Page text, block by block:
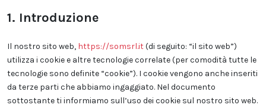
1. Introduzione
Il nostro sito web, https://somsrl.it(di seguito: “il sito web”)
utilizza i cookie e altre tecnologie correlate (per comodità tutte le
tecnologie sono definite “cookie”). I cookie vengono anche inseriti
da terze parti che abbiamo ingaggiato. Nel documento
sottostante ti informiamo sull’uso dei cookie sul nostro sito web.